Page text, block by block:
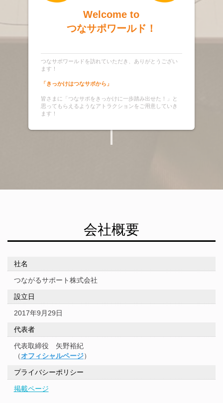
Welcome to
つなサポワールド！
つなサポワールドを訪れていただき、ありがとうござい
ます！
「きっかけはつなサポから」
皆さまに「つなサポをきっかけに一歩踏み出せた！」と
思ってもらえるようなアトラクションをご用意していき
ます！
会社概要
社名
つながるサポート株式会社
設立日
2017年9月29日
代表者
代表取締役 矢野裕紀
（オフィシャルページ）
プライバシーポリシー
掲載ページ